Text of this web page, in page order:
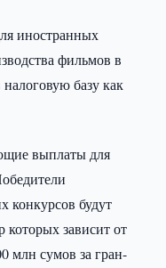
иностранных
фильмов в
налоговую базу как
выплаты для
конкурсов будут
зависит от
млн сумов за гран-